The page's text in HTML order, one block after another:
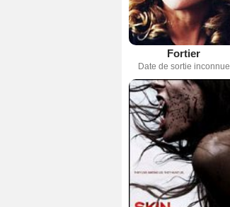
Fortier
Date de sortie inconnue